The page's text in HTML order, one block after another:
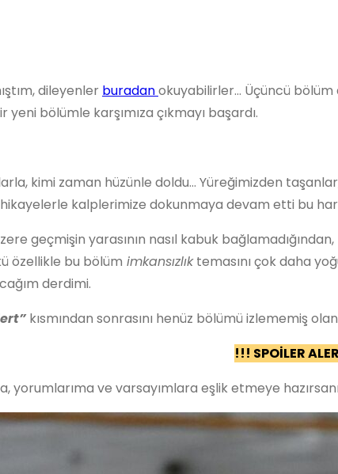
dileyenler buradanokuyabilirler… Üçüncü bölüm
bölümle karşımıza çıkmayı başardı.
kimi zaman hüzünle doldu… Yüreğimizden
hikayelerle kalplerimize dokunmaya devam etti bu
geçmişin yarasının nasıl kabuk
özellikle bu bölüm imkansızlıktemasını çok daha
derdimi.
kısmından sonrasını henüz bölümü izlememiş
!!! SPOİLER
yorumlarıma ve varsayımlara eşlik etmeye